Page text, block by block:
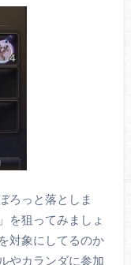
ろっと落としま
を狙ってみましょ
対象にしてるのか
やカランダに参加